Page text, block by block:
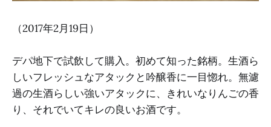
（2017年2月19日）
デパ地下で試飲して購入。初めて知った銘柄。生酒ら
しいフレッシュなアタックと吟醸香に一目惚れ。無濾
過の生酒らしい強いアタックに、きれいなりんごの香
り、それでいてキレの良いお酒です。